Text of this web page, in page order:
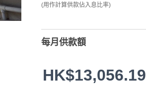
(用作計算供款佔入息比率)
每月供款額
HK$13,056.19